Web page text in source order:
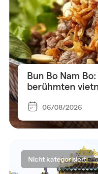
Bun Bo Nam
berühmten
06/08/2026
Nicht kategorisiert